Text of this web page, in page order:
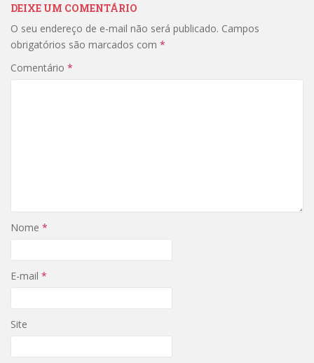
DEIXE UM COMENTÁRIO
O seu endereço de e-mail não será publicado. Campos
obrigatórios são marcados com *
Comentário *
Nome *
E-mail *
Site